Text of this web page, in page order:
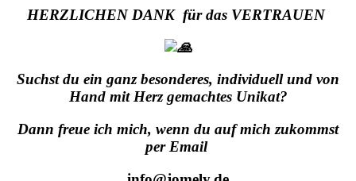
HERZLICHEN DANK für das VERTRAUEN
Suchst du ein ganz besonderes, individuell und von
Hand mit Herz gemachtes Unikat?
Dann freue ich mich, wenn du auf mich zukommst
per Email